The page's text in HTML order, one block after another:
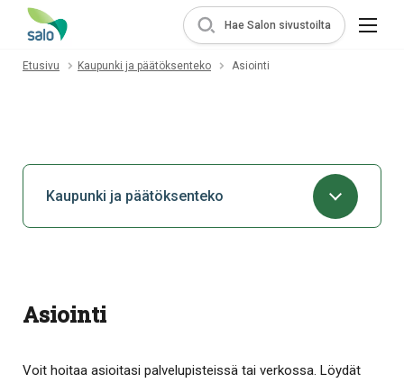
Hae Salon sivustoilta
Etusivu Kaupunki ja päätöksenteko Asiointi
Kaupunki ja päätöksenteko
Asiointi
Voit hoitaa asioitasi palvelupisteissä tai verkossa. Löydät